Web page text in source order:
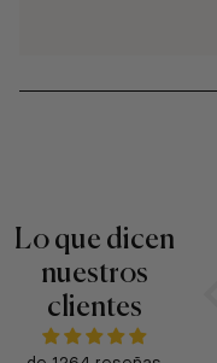
Lo que dicen
nuestros
clientes
Excelente regalo
Me pareció una paleta muy
completa y fácil de usar
para un regalo ... y funcionó!
Sólo me quedé con ganas